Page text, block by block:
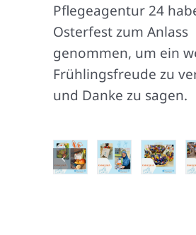
Pflegeagentur 24
Osterfest zum Anlass
genommen, um ein
Frühlingsfreude zu
und Danke zu sagen.